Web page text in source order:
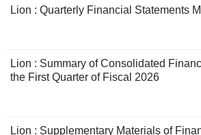
Lion : Quarterly Financial Statements
Lion : Summary of Consolidated
the First Quarter of Fiscal 2026
Lion : Supplementary Materials of